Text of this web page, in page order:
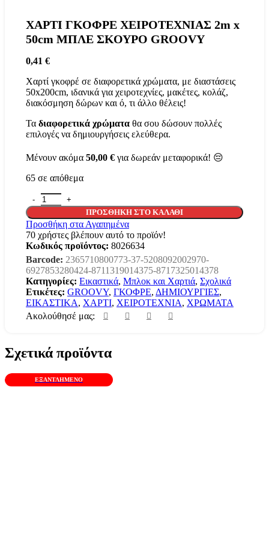
ΧΑΡΤΙ ΓΚΟΦΡΕ ΧΕΙΡΟΤΕΧΝΙΑΣ 2m x
50cm ΜΠΛΕ ΣΚΟΥΡΟ GROOVY
0,41 €
Χαρτί γκοφρέ σε διαφορετικά χρώματα, με διαστάσεις
50x200cm, ιδανικά για χειροτεχνίες, μακέτες, κολάζ,
διακόσμηση δώρων και ό, τι άλλο θέλεις!
Τα διαφορετικά χρώματα θα σου δώσουν πολλές
επιλογές να δημιουργήσεις ελεύθερα.
Μένουν ακόμα 50,00 € για δωρεάν μεταφορικά! 😔
65 σε απόθεμα
ΧΑΡΤΙ ΓΚΟΦΡΕ ΧΕΙΡΟΤΕΧΝΙΑΣ 2m x 50cm ΜΠΛΕ
ΠΡΟΣΘΉΚΗ ΣΤΟ ΚΑΛΆΘΙ
Προσθήκη στα Αγαπημένα
70 χρήστες βλέπουν αυτό το προϊόν!
Κωδικός προϊόντος: 8026634
Barcode: 2365710800773-37-5208092002970-
6927853280424-8711319014375-8717325014378
Κατηγορίες: Εικαστικά, Μπλοκ και Χαρτιά, Σχολικά
Ετικέτες: GROOVY, ΓΚΟΦΡΕ, ΔΗΜΙΟΥΡΓΙΕΣ,
ΕΙΚΑΣΤΙΚΑ, ΧΑΡΤΙ, ΧΕΙΡΟΤΕΧΝΙΑ, ΧΡΩΜΑΤΑ
Ακολούθησέ μας:
Σχετικά προϊόντα
ΕΞΑΝΤΛΗΜΈΝΟ